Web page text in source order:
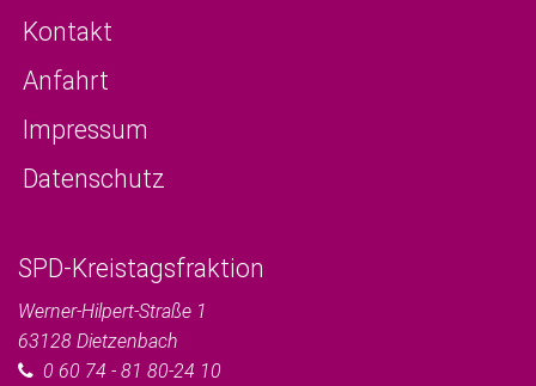
Kontakt
Anfahrt
Impressum
Datenschutz
SPD-Kreistagsfraktion
Werner-Hilpert-Straße 1
63128 Dietzenbach
0 60 74 - 81 80-24 10